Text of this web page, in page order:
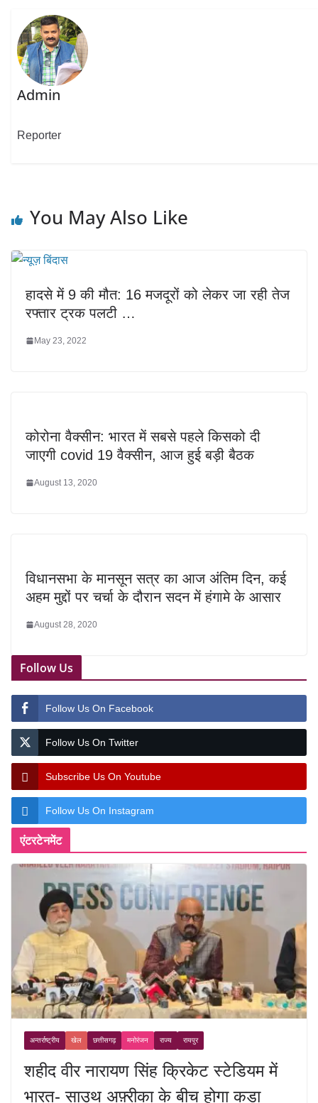
Admin
Reporter
You May Also Like
हादसे में 9 की मौत: 16 मजदूरों को लेकर जा रही तेज
रफ्तार ट्रक पलटी …
May 23, 2022
कोरोना वैक्सीन: भारत में सबसे पहले किसको दी
जाएगी covid 19 वैक्सीन, आज हुई बड़ी बैठक
August 13, 2020
विधानसभा के मानसून सत्र का आज अंतिम दिन, कई
अहम मुद्दों पर चर्चा के दौरान सदन में हंगामे के आसार
August 28, 2020
Follow Us
Follow Us On Facebook
Follow Us On Twitter
Subscribe Us On Youtube
Follow Us On Instagram
एंटरटेनमेंट
अन्तर्राष्ट्रीय खेल छत्तीसगढ़ मनोरंजन राज्य रायपुर
शहीद वीर नारायण सिंह क्रिकेट स्टेडियम में
भारत- साउथ अफ़्रीका के बीच होगा कड़ा